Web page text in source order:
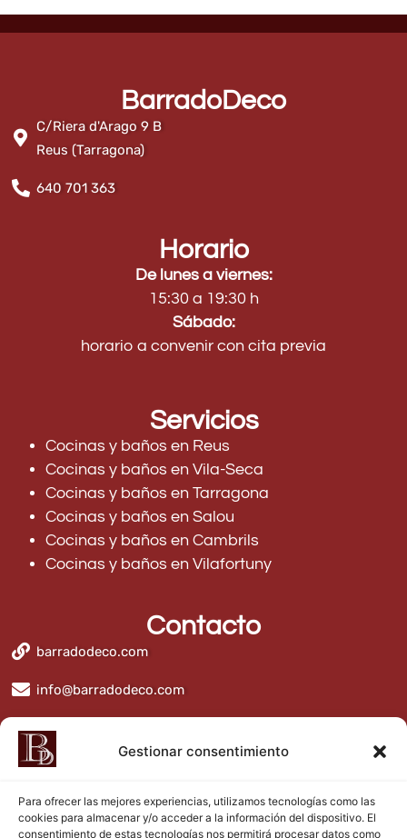
Gestionar consentimiento
Para ofrecer las mejores experiencias, utilizamos tecnologías como las
cookies para almacenar y/o acceder a la información del dispositivo. El
consentimiento de estas tecnologías nos permitirá procesar datos como
BarradoDeco
C/Riera d'Arago 9 B
Reus (Tarragona)
640 701 363
Horario
De lunes a viernes:
15:30 a 19:30 h
Sábado:
horario a convenir con cita previa
Servicios
Cocinas y baños en Reus
Cocinas y baños en Vila-Seca
Cocinas y baños en Tarragona
Cocinas y baños en Salou
Cocinas y baños en Cambrils
Cocinas y baños en Vilafortuny
Contacto
barradodeco.com
info@barradodeco.com
BarradoDeco